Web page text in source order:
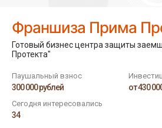
Франшиза Прима
Готовый бизнес центра защиты
Протекта"
Паушальный взнос
300 000 рублей от 430
Сегодня интересовались
34